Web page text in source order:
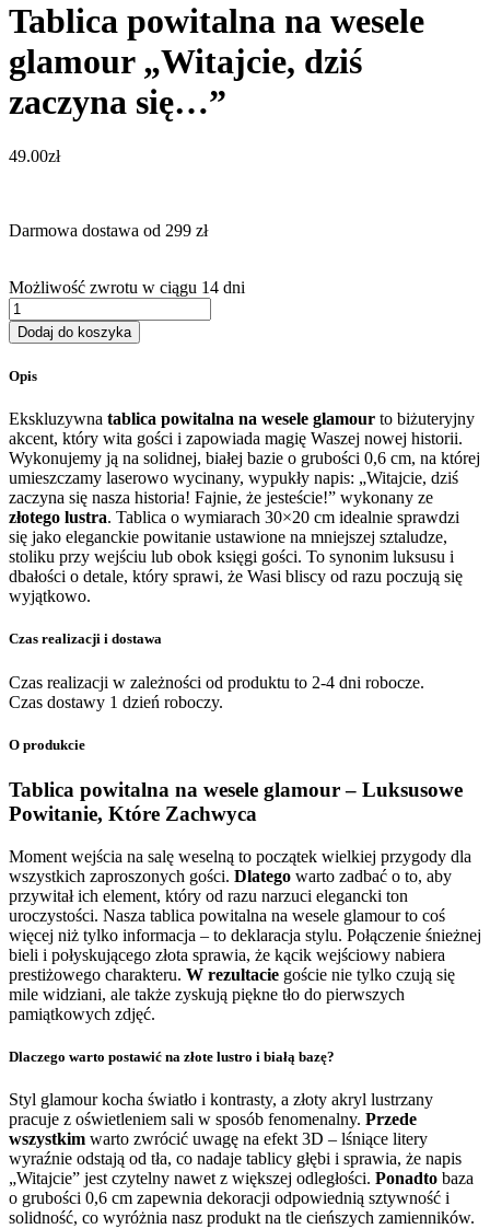
Tablica powitalna na wesele
glamour „Witajcie, dziś
zaczyna się…”
49.00zł
Darmowa dostawa od 299 zł
Możliwość zwrotu w ciągu 14 dni
ilość
Tablica
powitalna
wesele
"Witajcie,
dziś
zaczyna
się..."
Dodaj do koszyka
Opis
Ekskluzywna tablica powitalna na wesele glamour to biżuteryjny
akcent, który wita gości i zapowiada magię Waszej nowej historii.
Wykonujemy ją na solidnej, białej bazie o grubości 0,6 cm, na której
umieszczamy laserowo wycinany, wypukły napis: „Witajcie, dziś
zaczyna się nasza historia! Fajnie, że jesteście!” wykonany ze
złotego lustra. Tablica o wymiarach 30×20 cm idealnie sprawdzi
się jako eleganckie powitanie ustawione na mniejszej sztaludze,
stoliku przy wejściu lub obok księgi gości. To synonim luksusu i
dbałości o detale, który sprawi, że Wasi bliscy od razu poczują się
wyjątkowo.
Czas realizacji i dostawa
Czas realizacji w zależności od produktu to 2-4 dni robocze.
Czas dostawy 1 dzień roboczy.
O produkcie
Tablica powitalna na wesele glamour – Luksusowe
Powitanie, Które Zachwyca
Moment wejścia na salę weselną to początek wielkiej przygody dla
wszystkich zaproszonych gości. Dlatego warto zadbać o to, aby
przywitał ich element, który od razu narzuci elegancki ton
uroczystości. Nasza tablica powitalna na wesele glamour to coś
więcej niż tylko informacja – to deklaracja stylu. Połączenie śnieżnej
bieli i połyskującego złota sprawia, że kącik wejściowy nabiera
prestiżowego charakteru. W rezultacie goście nie tylko czują się
mile widziani, ale także zyskują piękne tło do pierwszych
pamiątkowych zdjęć.
Dlaczego warto postawić na złote lustro i białą bazę?
Styl glamour kocha światło i kontrasty, a złoty akryl lustrzany
pracuje z oświetleniem sali w sposób fenomenalny. Przede
wszystkim warto zwrócić uwagę na efekt 3D – lśniące litery
wyraźnie odstają od tła, co nadaje tablicy głębi i sprawia, że napis
„Witajcie” jest czytelny nawet z większej odległości. Ponadto baza
o grubości 0,6 cm zapewnia dekoracji odpowiednią sztywność i
solidność, co wyróżnia nasz produkt na tle cieńszych zamienników.